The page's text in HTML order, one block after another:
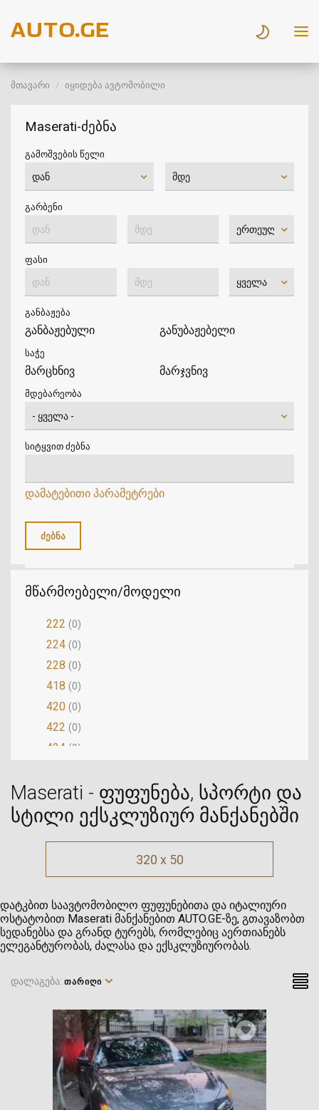
მთავარი იყიდება ავტომობილი
Maserati-ძებნა
გამოშვების წელი
გარბენი
ფასი
განბაჟება
განბაჟებული განუბაჟებელი
საჭე
მარცხნივ მარჯვნივ
მდებარეობა
სიტყვით ძებნა
დამატებითი პარამეტრები
მწარმოებელი/მოდელი
222 (0)
224 (0)
228 (0)
418 (0)
420 (0)
422 (0)
424 (0)
3200 (0)
4200 (0)
Biturbo (0)
Granturismo (0)
Indy (0)
Karif
Levante
Merak (0)
Quattroporte (1)
Shamal (0)
Spyder (0)
სხვა (0)
Maserati - ფუფუნება, სპორტი და
სტილი ექსკლუზიურ მანქანებში
320 x 50
დატკბით საავტომობილო ფუფუნებითა და იტალიური
ოსტატობით Maserati მანქანებით AUTO.GE-ზე, გთავაზობთ
სედანებსა და გრანდ ტურებს, რომლებიც აერთიანებს
ელეგანტურობას, ძალასა და ექსკლუზიურობას.
დალაგება: ᲗᲐᲠᲘᲦᲘ